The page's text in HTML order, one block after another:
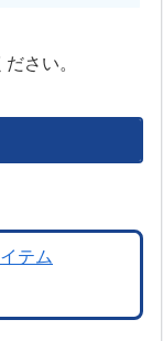
さい。
テム